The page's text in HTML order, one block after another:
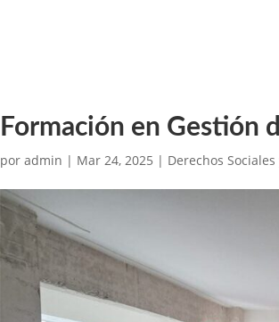
Formación en Gestión
poradmin | Mar 24, 2025 | Derechos